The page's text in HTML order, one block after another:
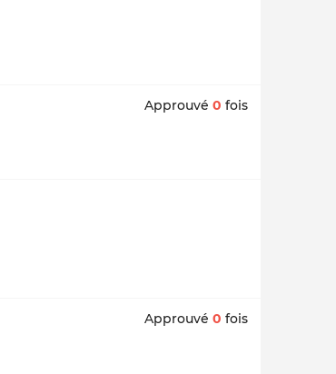
Approuvé 0 fois
Approuvé 0 fois